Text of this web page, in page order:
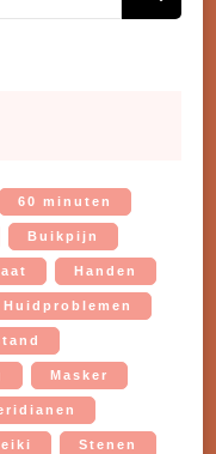
60 minuten
Buikpijn
Handen
Huidproblemen
Masker
Stenen